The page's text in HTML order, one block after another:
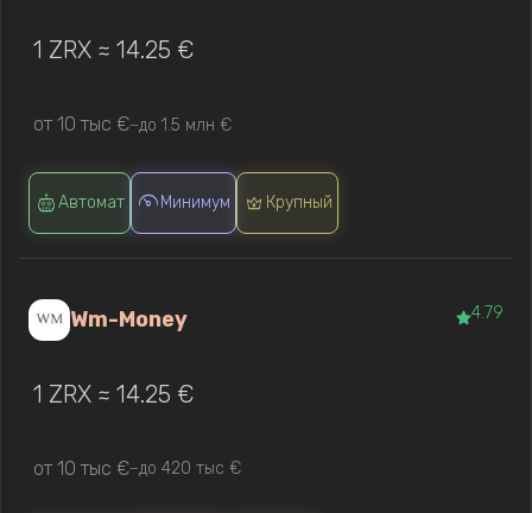
1 ZRX ≈ 14.25 €
от 10 тыс €—до 1.5 млн €
Автомат Минимум Крупный
Wm-Money 4.79
1 ZRX ≈ 14.25 €
от 10 тыс €—до 420 тыс €